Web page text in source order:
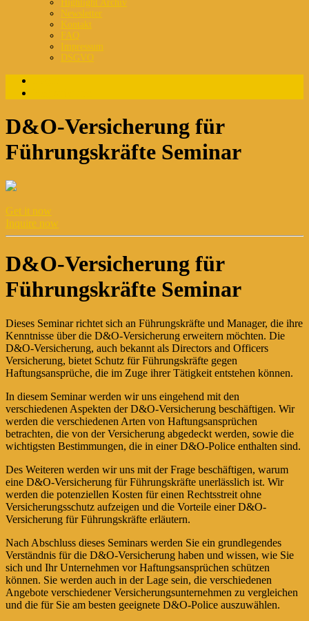
Highlight Archiv
Newsletter
Kontakt
FAQ
Impressum
DSGVO
D&O-Versicherung für
Führungskräfte Seminar
Get it now
Inquire now
D&O-Versicherung für
Führungskräfte Seminar
Dieses Seminar richtet sich an Führungskräfte und Manager, die ihre
Kenntnisse über die D&O-Versicherung erweitern möchten. Die
D&O-Versicherung, auch bekannt als Directors and Officers
Versicherung, bietet Schutz für Führungskräfte gegen
Haftungsansprüche, die im Zuge ihrer Tätigkeit entstehen können.
In diesem Seminar werden wir uns eingehend mit den
verschiedenen Aspekten der D&O-Versicherung beschäftigen. Wir
werden die verschiedenen Arten von Haftungsansprüchen
betrachten, die von der Versicherung abgedeckt werden, sowie die
wichtigsten Bestimmungen, die in einer D&O-Police enthalten sind.
Des Weiteren werden wir uns mit der Frage beschäftigen, warum
eine D&O-Versicherung für Führungskräfte unerlässlich ist. Wir
werden die potenziellen Kosten für einen Rechtsstreit ohne
Versicherungsschutz aufzeigen und die Vorteile einer D&O-
Versicherung für Führungskräfte erläutern.
Nach Abschluss dieses Seminars werden Sie ein grundlegendes
Verständnis für die D&O-Versicherung haben und wissen, wie Sie
sich und Ihr Unternehmen vor Haftungsansprüchen schützen
können. Sie werden auch in der Lage sein, die verschiedenen
Angebote verschiedener Versicherungsunternehmen zu vergleichen
und die für Sie am besten geeignete D&O-Police auszuwählen.